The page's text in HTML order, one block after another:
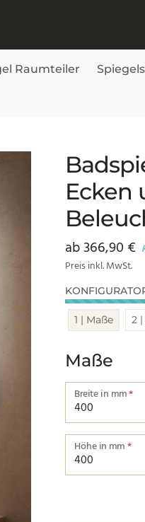
Raumteiler
– Siena rundherum
Ecken
ab366,90 €
Preis inkl. MwSt.
1 | Maße 2
Maße
Breite in mm*
Breite von
Höhe in mm*